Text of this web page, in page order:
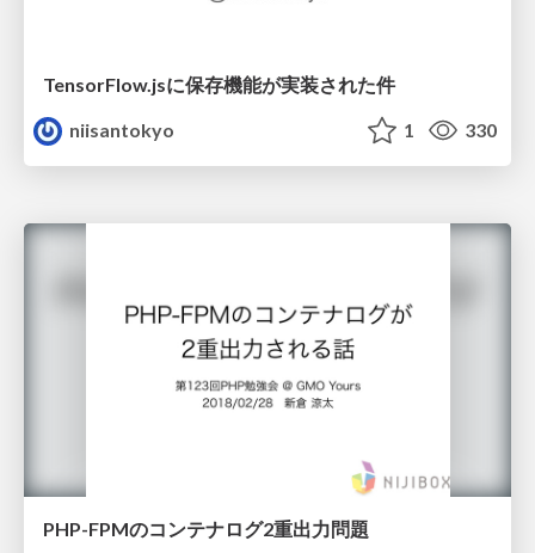
TensorFlow.jsに保存機能が実装された件
niisantokyo
1 330
PHP-FPMのコンテナログ2重出力問題